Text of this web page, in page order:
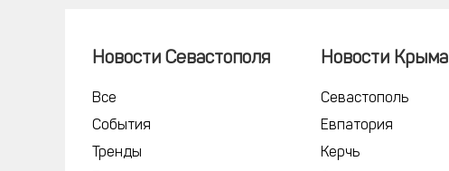
Новости Севастополя
Все
События
Тренды
Новости Крыма
Севастополь
Евпатория
Керчь